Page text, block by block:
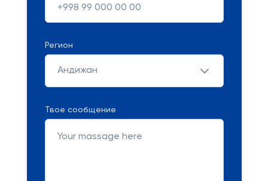
Регион
Андижан
Твое сообщение